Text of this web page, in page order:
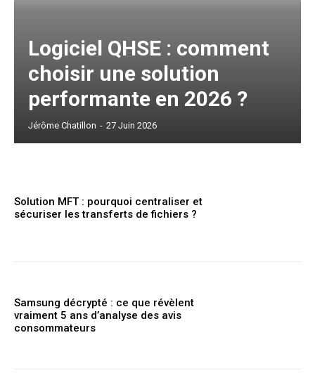
Logiciel QHSE : comment
choisir une solution
performante en 2026 ?
Jérôme Chatillon - 27 Juin 2026
Solution MFT : pourquoi centraliser et
sécuriser les transferts de fichiers ?
Samsung décrypté : ce que révèlent
vraiment 5 ans d’analyse des avis
consommateurs